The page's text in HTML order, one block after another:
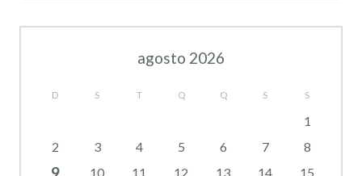
agosto 2026
D S T Q Q S S
1
2
3 4 5 6 7 8
9 10 11 12 13 14
15